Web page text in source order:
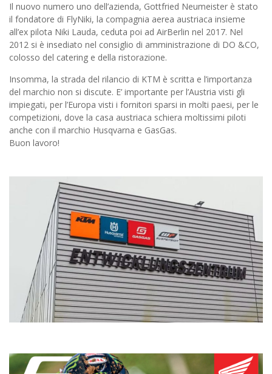
Il nuovo numero uno dell’azienda, Gottfried Neumeister è stato
il fondatore di FlyNiki, la compagnia aerea austriaca insieme
all’ex pilota Niki Lauda, ceduta poi ad AirBerlin nel 2017. Nel
2012 si è insediato nel consiglio di amministrazione di DO &CO,
colosso del catering e della ristorazione.
Insomma, la strada del rilancio di KTM è scritta e l’importanza
del marchio non si discute. E’ importante per l’Austria visti gli
impiegati, per l’Europa visti i fornitori sparsi in molti paesi, per le
competizioni, dove la casa austriaca schiera moltissimi piloti
anche con il marchio Husqvarna e GasGas.
Buon lavoro!